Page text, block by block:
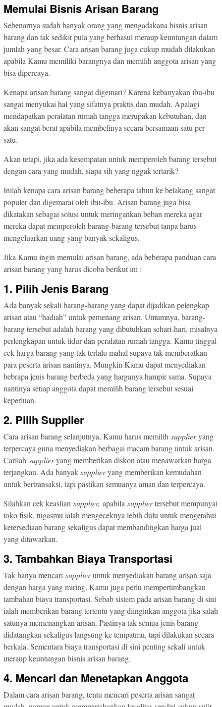
Memulai Bisnis Arisan Barang
Sebenarnya sudah banyak orang yang mengadakana bisnis arisan
barang dan tak sedikit pula yang berhasul meraup keuntungan dalam
jumlah yang besar. Cara arisan barang juga cukup mudah dilakukan
apabila Kamu memiliki barangnya dan memilih anggota arisan yang
bisa dipercaya.
Kenapa arisan barang sangat digemari? Karena kebanyakan ibu-ibu
sangat menyukai hal yang sifatnya praktis dan mudah. Apalagi
mendapatkan peralatan rumah tangga merupakan kebutuhan, dan
akan sangat berat apabila membelinya secara bersamaan satu per
satu.
Akan tetapi, jika ada kesempatan untuk memperoleh barang tersebut
dengan cara yang mudah, siapa sih yang nggak tertarik?
Inilah kenapa cara arisan barang beberapa tahun ke belakang sangat
populer dan digemarai oleh ibu-ibu. Arisan barang juga bisa
dikatakan sebagai solusi untuk meringankan beban mereka agar
mereka dapat memperoleh barang-barang tersebut tanpa harus
mengeluarkan uang yang banyak sekaligus.
Jika Kamu ingin memulai arisan barang, ada beberapa panduan cara
arisan barang yang harus dicoba berikut ini :
1. Pilih Jenis Barang
Ada banyak sekali barang-barang yang dapat dijadikan pelengkap
arisan atau “hadiah” untuk pemenang arisan. Umumnya, barang-
barang tersebut adalah barang yang dibutuhkan sehari-hari, misalnya
perlengkapan untuk tidur dan peralatan rumah tangga. Kamu tinggal
cek harga barang yang tak terlalu mahal supaya tak memberatkan
para peserta arisan nantinya. Mungkin Kamu dapat menyediakan
bebrapa jenis barang berbeda yang harganya hampir sama. Supaya
nantinya setiap anggota dapat memilih barang tersebut sesuai
keperluan.
2. Pilih Supplier
Cara arisan barang selanjutnya, Kamu harus memilih supplieryang
terpercaya guna menyediakan berbagai macam barang untuk arisan.
Carilah supplieryang memberikan diskon atau menawarkan harga
terjangkau. Ada banyaksupplieryang memberikan kemudahan
untuk bertransaksi, tapi pastikan semuanya aman dan terpercaya.
Silahkan cek keaslian supplier, apabila suppliertersebut mempunyai
toko fisik, tugasmu ialah mengeceknya lebih dulu untuk mengetahui
ketersediaan barang sekaligus dapat membandingkan harga jual
yang ditawarkan.
3. Tambahkan Biaya Transportasi
Tak hanya mencari supplieruntuk menyediakan barang arisan saja
dengan harga yang miring, Kamu juga perlu mempertimbangkan
tambahan biaya transportasi. Sebab sistem pada arisan barang di sini
ialah memberikan barang tertentu yang diinginkan anggota jika salah
satunya memenangkan arisan. Pastinya tak semua jenis barang
didatangkan sekaligus langsung ke tempatmu, tapi dilakukan secara
berkala. Sementara biaya transportasi di sini penting sekali untuk
meraup keuntungan bisnis arisan barang.
4. Mencari dan Menetapkan Anggota
Dalam cara arisan barang, tentu mencari peserta arisan sangat